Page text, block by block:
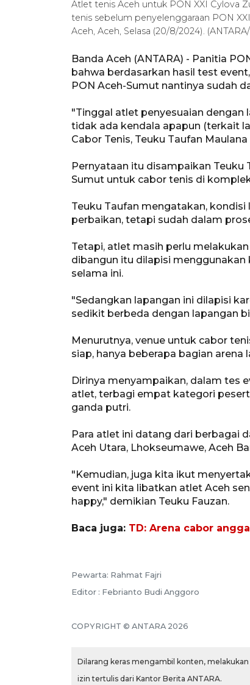
Atlet tenis Aceh untuk PON XXI Cylova
tenis sebelum penyelenggaraan PON
Aceh, Aceh, Selasa (20/8/2024).
Banda Aceh (ANTARA) - Panitia
bahwa berdasarkan hasil test
PON Aceh-Sumut nantinya sudah
"Tinggal atlet penyesuaian dengan
tidak ada kendala apapun (terkait
Cabor Tenis, Teuku Taufan
Pernyataan itu disampaikan Teuku
Sumut untuk cabor tenis di
Teuku Taufan mengatakan,
perbaikan, tetapi sudah dalam
Tetapi, atlet masih perlu
dibangun itu dilapisi menggunakan
selama ini.
"Sedangkan lapangan ini dilapisi
sedikit berbeda dengan lapangan
Menurutnya, venue untuk cabor
siap, hanya beberapa bagian arena
Dirinya menyampaikan, dalam tes
atlet, terbagi empat kategori
ganda putri.
Para atlet ini datang dari berbagai
Aceh Utara, Lhokseumawe, Aceh
"Kemudian, juga kita ikut
event ini kita libatkan atlet Aceh
happy," demikian Teuku Fauzan.
Baca juga: TD: Arena cabor
Pewarta: Rahmat Fajri
Editor : Febrianto Budi Anggoro
COPYRIGHT © ANTARA 2026
Dilarang keras mengambil konten,
izin tertulis dari Kantor Berita ANTARA.